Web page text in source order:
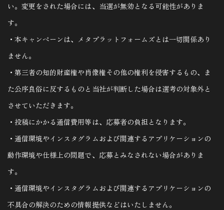
い。変更をされた場合には、当選が無効となる可能性がありま
す。
・本キャンペーンは、メタプラットフォームズとは一切関係あり
ません。
・第三者の知的財産権や肖像権その他の権利を侵害するもの、ま
た公序良俗に反するものと当社が判断した場合は選考の対象外と
させていただきます。
・投稿にかかる通信費用等は、応募者の負担となります。
・通信環境やインスタグラムおよび関連するアプリケーションの
動作環境や仕様上の問題で、応募とみなされない場合がありま
す。
・通信環境やインスタグラムおよび関連するアプリケーションの
不具合の解決のための情報提供などはいたしません。